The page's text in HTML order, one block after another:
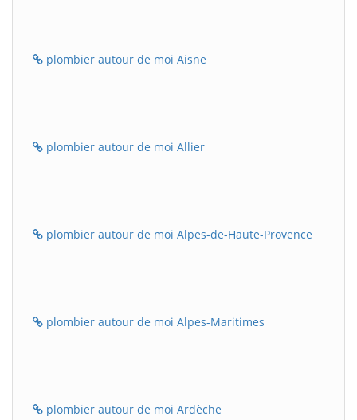
plombier autour de moi Aisne
plombier autour de moi Allier
plombier autour de moi Alpes-de-Haute-Provence
plombier autour de moi Alpes-Maritimes
plombier autour de moi Ardèche